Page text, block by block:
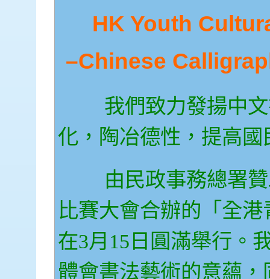
HK Youth
–Chinese
我們致力發揚中文
化，陶冶德性，提高
由民政事務總署贊
比賽大會合辦的「全
在3月15日圓滿舉行。
體會書法藝術的意蘊